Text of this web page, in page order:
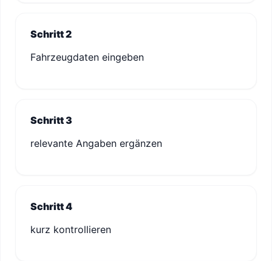
Schritt 2
Fahrzeugdaten eingeben
Schritt 3
relevante Angaben ergänzen
Schritt 4
kurz kontrollieren